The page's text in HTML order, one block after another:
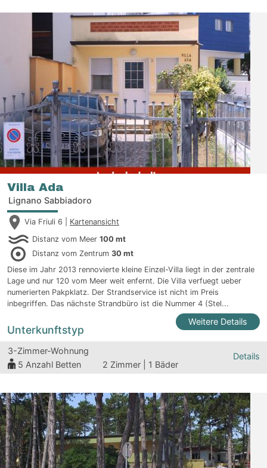
Villa Ada
Lignano Sabbiadoro
Via Friuli 6 | Kartenansicht
Distanz vom Meer 100 mt
Distanz vom Zentrum 30 mt
Diese im Jahr 2013 rennovierte kleine Einzel-Villa liegt in der zentrale
Lage und nur 120 vom Meer weit enfernt. Die Villa verfuegt ueber
numerierten Pakpklatz. Der Strandservice ist nicht im Preis
inbegriffen. Das nächste Strandbüro ist die Nummer 4 (Stel...
Weitere Details
Unterkunftstyp
3-Zimmer-Wohnung
5 Anzahl Betten 2 Zimmer | 1 Bäder
Details